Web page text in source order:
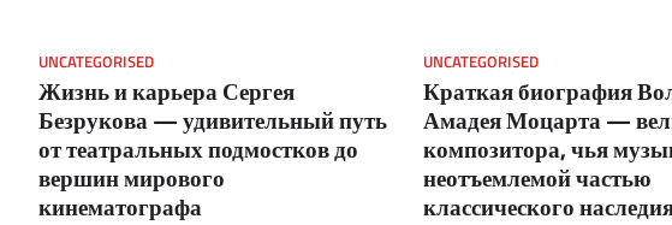
UNCATEGORISED
Жизнь и карьера Сергея
Безрукова — удивительный путь
от театральных подмостков до
вершин мирового
кинематографа
UNCATEGORISED
Краткая биография
Амадея Моцарта —
композитора, чья
неотъемлемой частью
классического